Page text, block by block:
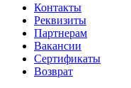
Контакты
Реквизиты
Партнерам
Вакансии
Сертификаты
Возврат